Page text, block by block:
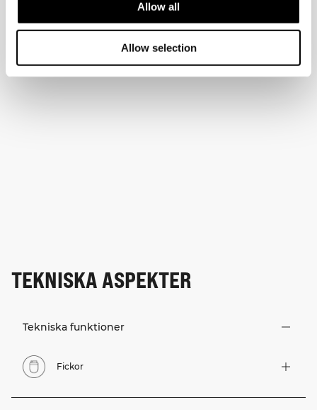
Allow all
Allow selection
TEKNISKA ASPEKTER
Tekniska funktioner
Fickor